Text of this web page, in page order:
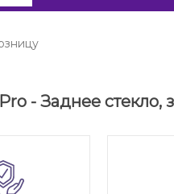
- Заднее стекло,